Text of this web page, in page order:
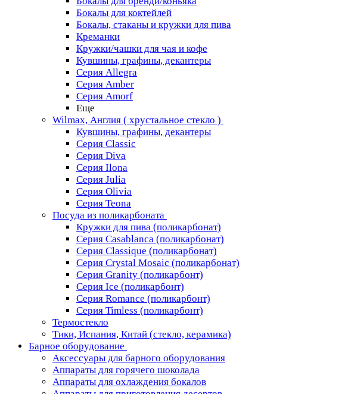
Бокалы для коктейлей
Бокалы, стаканы и кружки для пива
Креманки
Кружки/чашки для чая и кофе
Кувшины, графины, декантеры
Серия Allegra
Серия Amber
Серия Amorf
Еще
Wilmax, Англия ( хрустальное стекло )
Кувшины, графины, декантеры
Серия Classic
Серия Diva
Серия Ilona
Серия Julia
Серия Olivia
Серия Teona
Посуда из поликарбоната
Кружки для пива (поликарбонат)
Серия Casablanсa (поликарбонат)
Серия Classique (поликарбонат)
Серия Crystal Mosaic (поликарбонат)
Серия Granity (поликарбонт)
Серия Ice (поликарбонт)
Серия Romance (поликарбонт)
Серия Timless (поликарбонт)
Термостекло
Тики, Испания, Китай (стекло, керамика)
Барное оборудование
Аксессуары для барного оборудования
Аппараты для горячего шоколада
Аппараты для охлаждения бокалов